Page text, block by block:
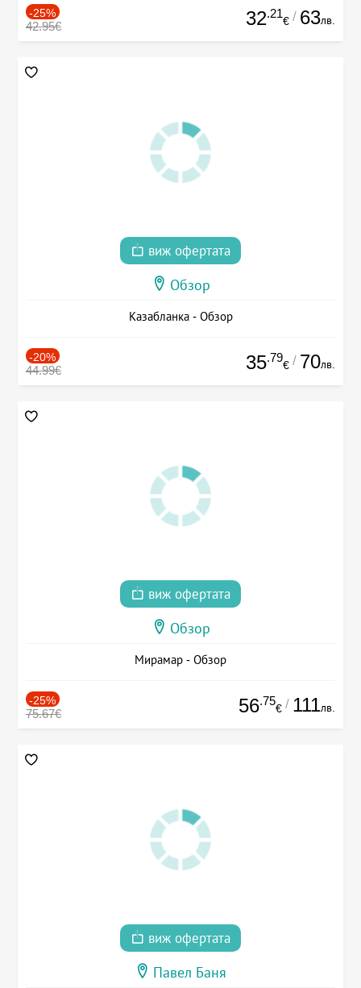
-25%
42.95€ 32.21
€ / 63лв.
виж офертата
Обзор
Казабланка - Обзор
-20%
44.99€ 35.79
€ / 70лв.
виж офертата
Обзор
Мирамар - Обзор
-25%
75.67€ 56.75
€ / 111лв.
виж офертата
Павел Баня